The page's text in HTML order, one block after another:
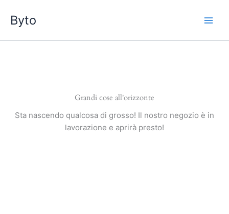
contenuto
Byto
Grandi cose all'orizzonte
Sta nascendo qualcosa di grosso! Il nostro negozio è in
lavorazione e aprirà presto!